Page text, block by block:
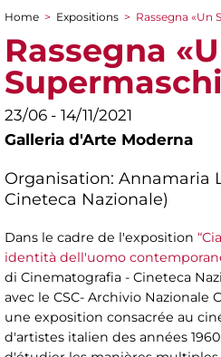
You are here
Home > Expositions > Rassegna «Un
Rassegna
23/06 - 14/11/2021
Galleria d'Arte Moderna
Organisation: Annamaria
Cineteca Nazionale)
Dans le cadre de l'exposition
identità dell'uomo
di Cinematografia - Cineteca
avec le CSC- Archivio Nazionale
une exposition consacrée au
d'artistes italien des années